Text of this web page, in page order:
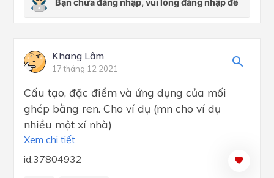
Khang Lâm
17 tháng 12 2021
Cấu tạo, đặc điểm và ứng dụng của mối
ghép bằng ren. Cho ví dụ (mn cho ví dụ
nhiều một xí nhà)
Xem chi tiết
id:37804932